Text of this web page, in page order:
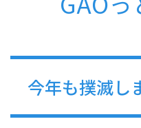
今年も撲滅し